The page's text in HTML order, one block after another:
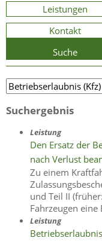
Leistungen
Kontakt
Suche
Suchergebnis
Leistung
Den Ersatz der
nach Verlust
Zu einem
und Teil II
Fahrzeugen
Leistung